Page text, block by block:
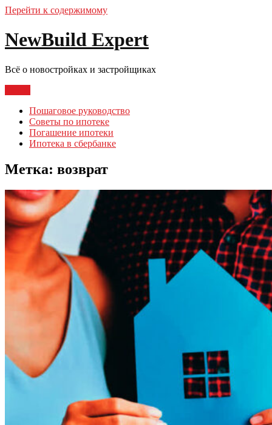
Перейти к содержимому
NewBuild Expert
Всё о новостройках и застройщиках
Пошаговое руководство
Советы по ипотеке
Погашение ипотеки
Ипотека в сбербанке
Метка: возврат